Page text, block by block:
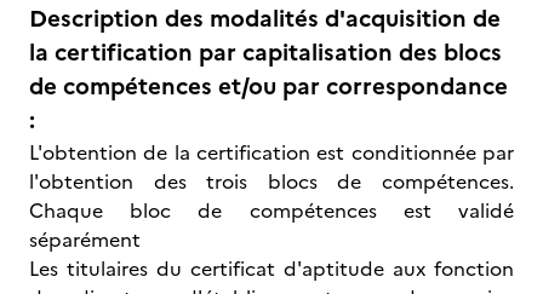
Description des modalités d'acquisition de
la certification par capitalisation des blocs
de compétences et/ou par correspondance
:
L'obtention de la certification est conditionnée par
l'obtention des trois blocs de compétences.
Chaque bloc de compétences est validé
séparément
Les titulaires du certificat d'aptitude aux fonction